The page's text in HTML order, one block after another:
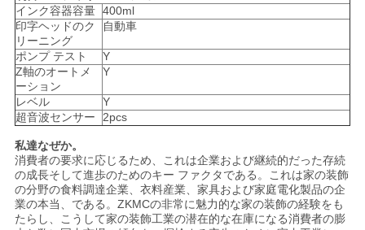
な
さ
い
地
図
インク容器容量 400ml
印字ヘッドのク
リーニング
自動車
ポンプ テスト
Y
Z軸のオートメ
ーション
Y
レベル
Y
超音波センサー
2pcs
私達なぜか。
消費者の要求に応じるため、これは企業および継続的だった存続
の成長そして進歩のためのキー ファクタである。これは家の装飾
の分野の食料調達企業、衣料産業、家具および家庭電化製品の企
業の本当、である。ZKMCの非常に魅力的な家の装飾の経験をも
たらし、こうして家の装飾工業の潜在的な在庫になる消費者の膨